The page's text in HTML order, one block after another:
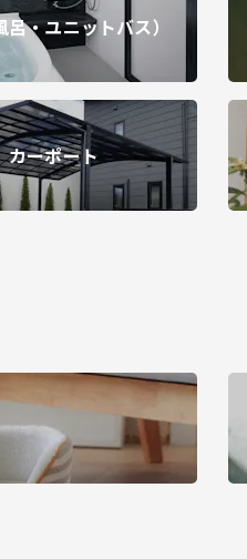
・ユニットバス）
カーポート